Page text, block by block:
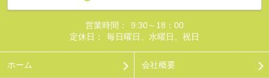
営業時間：
9:30～18：00
定休日：
毎日曜日、水曜日、祝日
ホーム 会社概要